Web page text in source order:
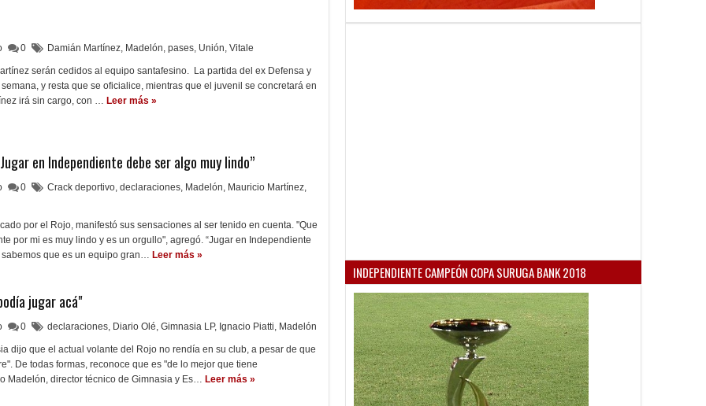
0 Damián Martínez, Madelón, pases, Unión, Vitale
serán cedidos al equipo santafesino. La partida del ex Defensa y
y resta que se oficialice, mientras que el juvenil se concretará en
irá sin cargo, con … Leer más »
en Independiente debe ser algo muy lindo”
0 Crack deportivo, declaraciones, Madelón, Mauricio Martínez,
por el Rojo, manifestó sus sensaciones al ser tenido en cuenta. "Que
por mi es muy lindo y es un orgullo", agregó. “Jugar en Independiente
que es un equipo gran… Leer más »
jugar acá"
0 declaraciones, Diario Olé, Gimnasia LP, Ignacio Piatti, Madelón
dijo que el actual volante del Rojo no rendía en su club, a pesar de que
De todas formas, reconoce que es "de lo mejor que tiene
Madelón, director técnico de Gimnasia y Es… Leer más »
INDEPENDIENTE CAMPEÓN COPA SURUGA BANK 2018